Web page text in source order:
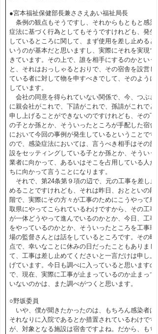
●宮本福祉保健部長兼ささえあい福祉局長
条例の観点もそうですし、それからもともと感染
症法に基づく行為としてもそうですけれども、発生
しているところに関して、まず使用を差し止めると
いうのが基本だと思いますし、実際にそれを実現で
きています。その上で、誰を相手にするのかという
と、それはおっしゃるとおりで、その宿舎を設営し
ている者に対して物を申すべきでして、そのように
しています。
会社の同意を得られていない関係で、今、つぶさ
に親会社がこれで、下請がこれで、孫請がこれでと
申し上げることができないのですけれども、その下
の子とか孫とか、そういったところが手配した宿舎
において今回の事例が発生しているということです
ので、感染症法においては、言うべき相手はその施
設をセッティングしている子とか孫とか、そういう
業者に向かって、あるいはそこを占用している人た
ちに向かって言うことになります。
それで、第24条第９項の辺で、元の工事を差し止
めることですけれども、それは昨日、おとといの段
階で、実際にその方々が工事のためにこうやって鳥
取県にやってこられているわけですから、その工事
が一体どうやって進んでいるのかとか、今日、工事
をやっているのかとか、そういったところを工事現
場の監督さんとは話をしているところです。その時
点で、幸いなことに休みの日だったこともありまし
て、工事は差し止めてくださいと一言だけは申し上
げています。今日も調べに入っていると思いますの
で、現在、実際に工事が止まっているのか止まって
いないのかは、また調べがつくと思います。
○野坂委員
いや、僕が聞きたかったのは、もちろん感染者は
それなりに入院であるとか措置されているわけです
が、対象となる施設は宿舎ですよね。だから、もち